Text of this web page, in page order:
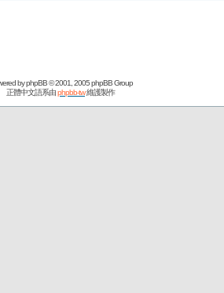
byphpBB© 2001, 2005 phpBB Group
正體中文語系由phpbb-tw維護製作